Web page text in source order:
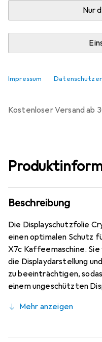
Nur
Impressum
In
Vergleichen
Kostenloser Versand ab
Beschreibung
Die Displayschutzfolie
einen optimalen Schutz
X7c Kaffeemaschine.
die Displaydarstellung
zu beeinträchtigen,
einem ungeschützten
hartbeschichtete
Kratzer und Abrieb
Mehr anzeigen